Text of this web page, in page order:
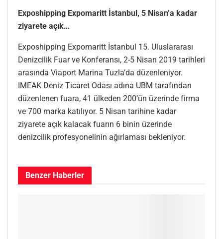
Exposhipping Expomaritt İstanbul, 5 Nisan’a kadar
ziyarete açık…
Exposhipping Expomaritt İstanbul 15. Uluslararası
Denizcilik Fuar ve Konferansı, 2-5 Nisan 2019 tarihleri
arasında Viaport Marina Tuzla’da düzenleniyor.
IMEAK Deniz Ticaret Odası adına UBM tarafından
düzenlenen fuara, 41 ülkeden 200’ün üzerinde firma
ve 700 marka katılıyor. 5 Nisan tarihine kadar
ziyarete açık kalacak fuarın 6 binin üzerinde
denizcilik profesyonelinin ağırlaması bekleniyor.
Benzer Haberler